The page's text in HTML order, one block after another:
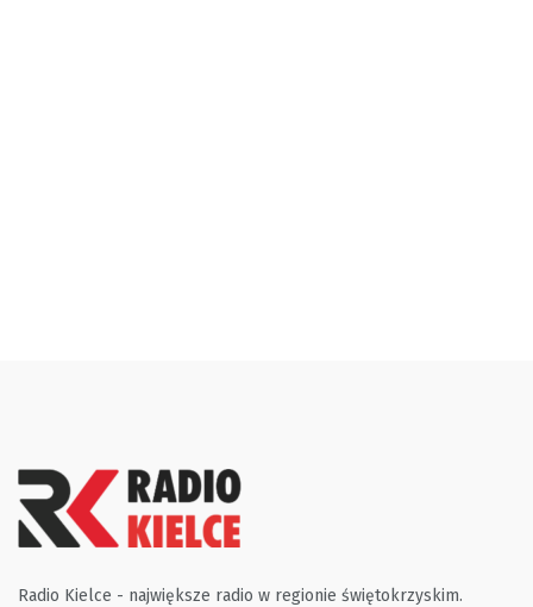
Radio Kielce - największe radio w regionie świętokrzyskim.